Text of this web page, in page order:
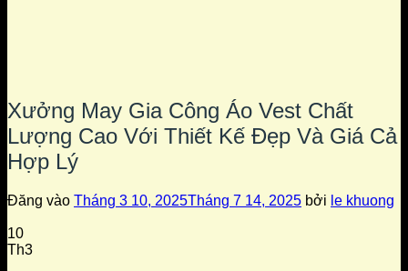
Xưởng May Gia Công Áo Vest Chất
Lượng Cao Với Thiết Kế Đẹp Và Giá Cả
Hợp Lý
Đăng vào Tháng 3 10, 2025Tháng 7 14, 2025 bởi le khuong
10
Th3